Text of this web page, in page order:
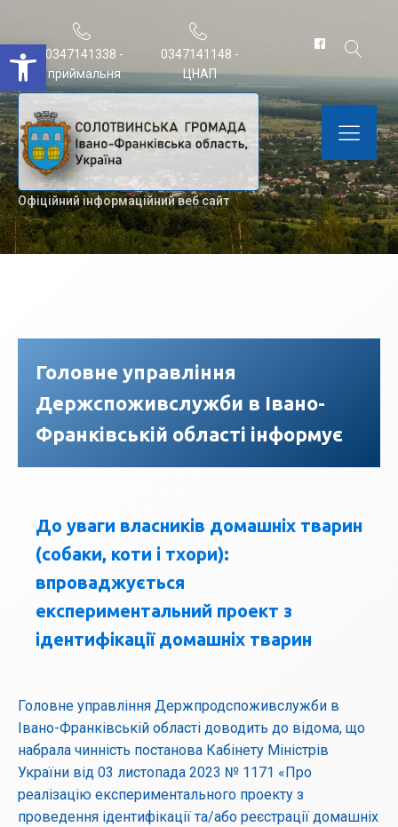
Відкрити Панель інструментів
0347141338 -
приймальня
0347141148 -
ЦНАП
Офіційний інформаційний веб сайт
Головне управління
Держспоживслужби в Івано-
Франківській області інформує
До уваги власників домашніх тварин
(собаки, коти і тхори):
впроваджується
експериментальний проект з
ідентифікації домашніх тварин
Головне управління Держпродспоживслужби в
Івано-Франківській області доводить до відома, що
набрала чинність постанова Кабінету Міністрів
України від 03 листопада 2023 № 1171 «Про
реалізацію експериментального проекту з
проведення ідентифікації та/або реєстрації домашніх